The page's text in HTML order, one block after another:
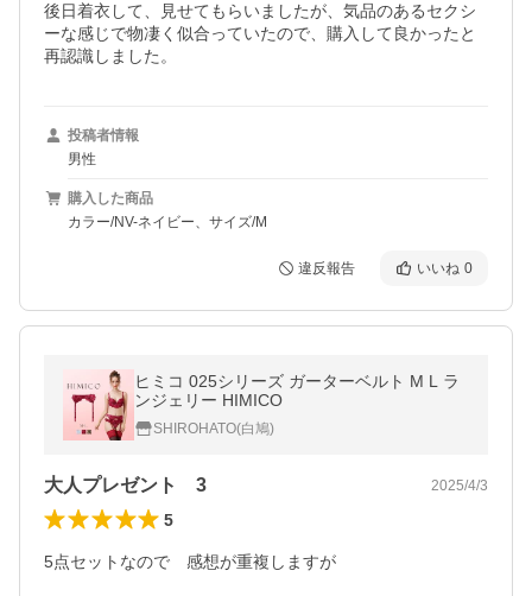
後日着衣して、見せてもらいましたが、気品のあるセクシ
ーな感じで物凄く似合っていたので、購入して良かったと
再認識しました。
投稿者情報
男性
購入した商品
カラー/NV-ネイビー、サイズ/M
違反報告 いいね 0
ヒミコ 025シリーズ ガーターベルト M L ラ
ンジェリー HIMICO
SHIROHATO(白鳩)
大人プレゼント 3 2025/4/3
5
5点セットなので　感想が重複しますが